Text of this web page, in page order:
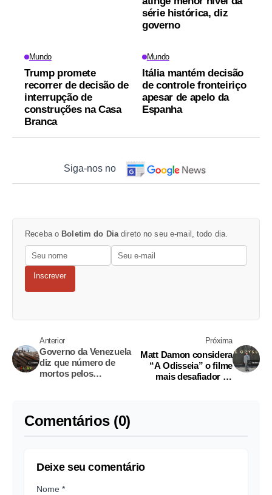
série histórica, diz
governo
Mundo
Trump promete
recorrer de decisão de
interrupção de
construções na Casa
Branca
Mundo
Itália mantém decisão
de controle fronteiriço
apesar de apelo da
Espanha
Siga-nos no
Receba o Boletim do Dia direto no seu e-mail, todo dia.
Inscrever
Anterior
Governo da Venezuela
diz que número de
mortos pelos
Próxima
Matt Damon considera
“A Odisseia” o filme
mais desafiador da
Comentários (0)
Deixe seu comentário
Nome *